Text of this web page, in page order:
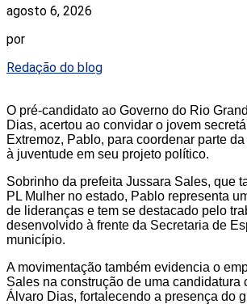
agosto 6, 2026
por
Redação do blog
O pré-candidato ao Governo do Rio
Dias, acertou ao convidar o jovem
Extremoz, Pablo, para coordenar parte
à juventude em seu projeto político.
Sobrinho da prefeita Jussara Sales, que
PL Mulher no estado, Pablo representa
de lideranças e tem se destacado pelo
desenvolvido à frente da Secretaria de
município.
A movimentação também evidencia o
Sales na construção de uma candidatura
Álvaro Dias, fortalecendo a presença do